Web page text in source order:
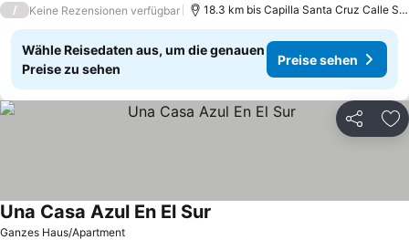
/ Keine Rezensionen verfügbar 18.3 km bis Capilla Santa Cruz Calle
Wähle Reisedaten aus, um die genauen
Preise zu sehen
Preise sehen
Teilen
Ganzes Haus/Apartment
Una Casa Azul En El Sur